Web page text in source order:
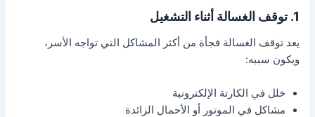
1. توقف الغسالة أثناء التشغيل
يعد توقف الغسالة فجأة من أكثر المشاكل التي تواجه الأسر،
ويكون سببه:
خلل في الكارتة الإلكترونية
مشاكل في الموتور أو الأحمال الزائدة